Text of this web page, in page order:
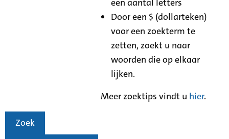
Door een $ (dollarteken)
voor een zoekterm te
zetten, zoekt u naar
woorden die op elkaar
lijken.
Meer zoektips vindt u hier.
Zoek